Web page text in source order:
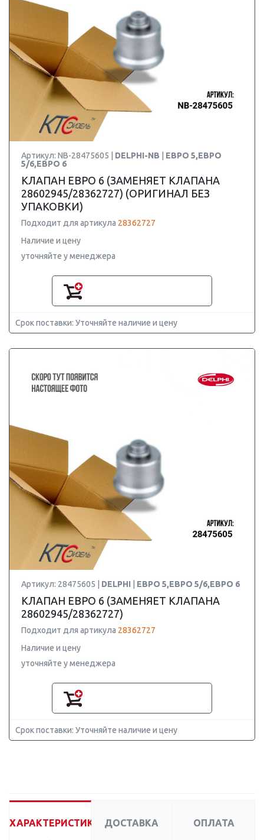
Артикул: NB-28475605 | DELPHI-NB
ЕВРО 5,ЕВРО
5/6,ЕВРО 6
КЛАПАН ЕВРО 6 (ЗАМЕНЯЕТ КЛАПАНА
28602945/28362727) (ОРИГИНАЛ БЕЗ
УПАКОВКИ)
Подходит для артикула 28362727
Наличие и цену
уточняйте у менеджера
Срок поставки: Уточняйте наличие и цену
Артикул: 28475605 | DELPHI ЕВРО 5,ЕВРО 5/6,ЕВРО 6
КЛАПАН ЕВРО 6 (ЗАМЕНЯЕТ КЛАПАНА
28602945/28362727)
Подходит для артикула 28362727
Наличие и цену
уточняйте у менеджера
Срок поставки: Уточняйте наличие и цену
ХАРАКТЕРИСТИКИ ДОСТАВКА ОПЛАТА